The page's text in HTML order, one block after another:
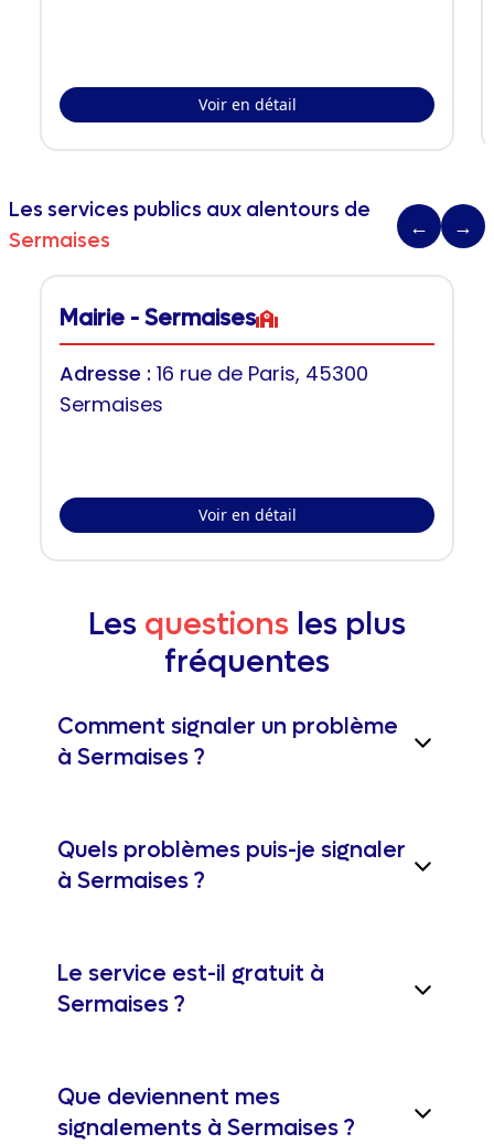
Voir en détail
Les services publics aux alentours de
Sermaises
← →
Mairie - Sermaises
Adresse : 16 rue de Paris, 45300
Sermaises
Voir en détail
Les questions les plus
fréquentes
Comment signaler un problème
à Sermaises ?
Quels problèmes puis-je signaler
à Sermaises ?
Le service est-il gratuit à
Sermaises ?
Que deviennent mes
signalements à Sermaises ?